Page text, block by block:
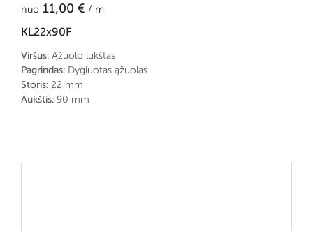
nuo 11,00 € / m
KL22x90F
Viršus: Ąžuolo lukštas
Pagrindas: Dygiuotas ąžuolas
Storis: 22 mm
Aukštis: 90 mm